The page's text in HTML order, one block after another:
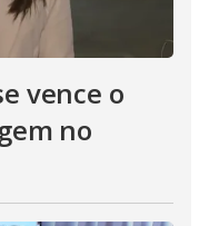
vence o
no